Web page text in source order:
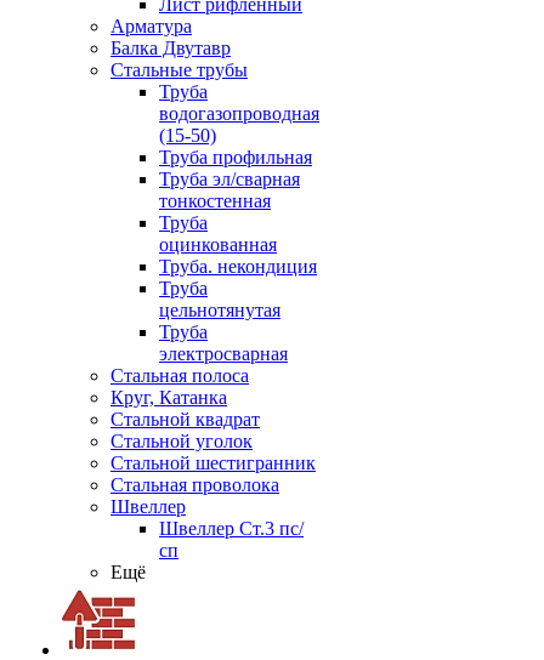
Лист рифленный
Арматура
Балка Двутавр
Стальные трубы
Труба
водогазопроводная
(15-50)
Труба профильная
Труба эл/сварная
тонкостенная
Труба
оцинкованная
Труба. некондиция
Труба
цельнотянутая
Труба
электросварная
Стальная полоса
Круг, Катанка
Стальной квадрат
Стальной уголок
Стальной шестигранник
Стальная проволока
Швеллер
Швеллер Ст.3 пс/
сп
Ещё